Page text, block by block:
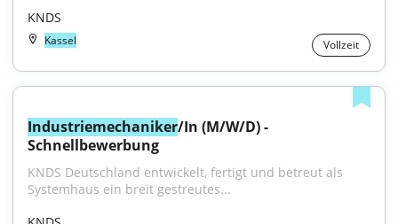
KNDS
Kassel Vollzeit
Industriemechaniker/In (M/W/D) -
Schnellbewerbung
KNDS Deutschland entwickelt, fertigt und betreut als
Systemhaus ein breit gestreutes...